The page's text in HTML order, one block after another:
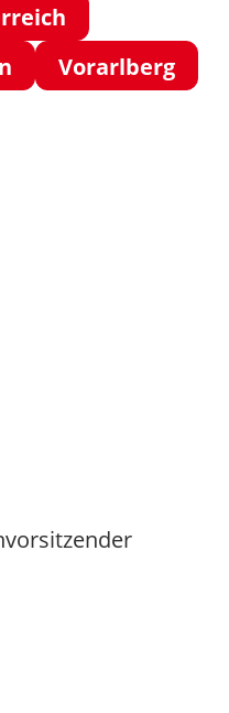
Vorarlberg